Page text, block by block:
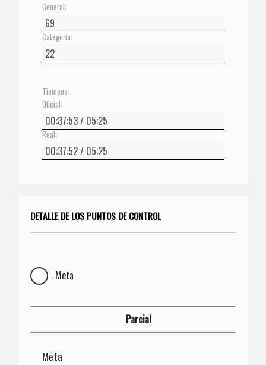
General:
Categoría:
Tiempos:
Oficial:
Real:
DETALLE DE LOS PUNTOS DE CONTROL
Meta
Parcial
Meta